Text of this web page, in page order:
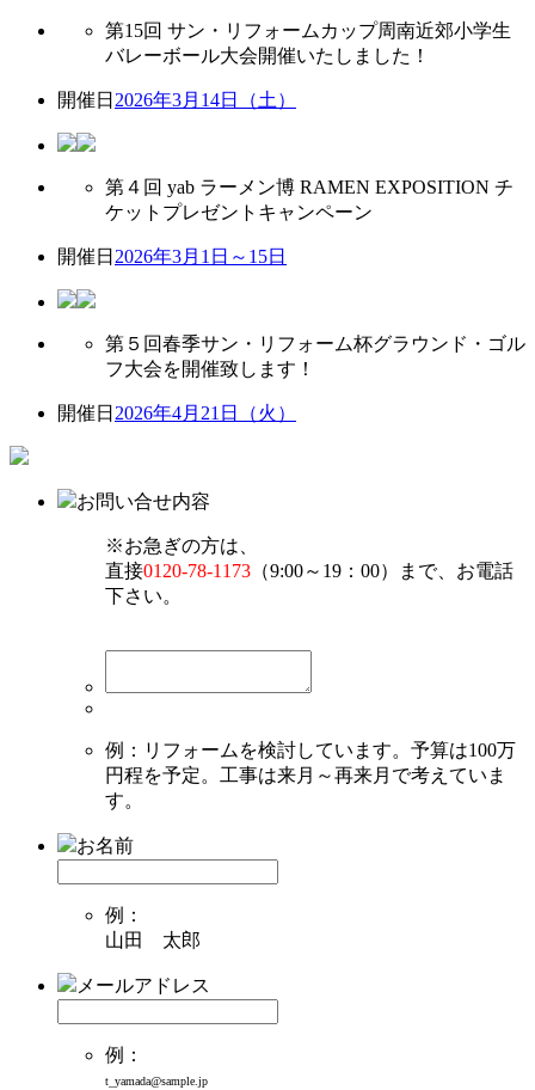
第15回 サン・リフォームカップ周南近郊小学生
バレーボール大会開催いたしました！
開催日 2026年3月14日（土）
第４回 yab ラーメン博 RAMEN EXPOSITION チ
ケットプレゼントキャンペーン
開催日 2026年3月1日～15日
第５回春季サン・リフォーム杯グラウンド・ゴル
フ大会を開催致します！
開催日 2026年4月21日（火）
お問い合せ内容
※お急ぎの方は、
直接0120-78-1173 （9:00～19：00）まで、お電話
下さい。
例：リフォームを検討しています。予算は100万
円程を予定。工事は来月～再来月で考えていま
す。
お名前
例：
山田 太郎
メールアドレス
例：
t_yamada@sample.jp